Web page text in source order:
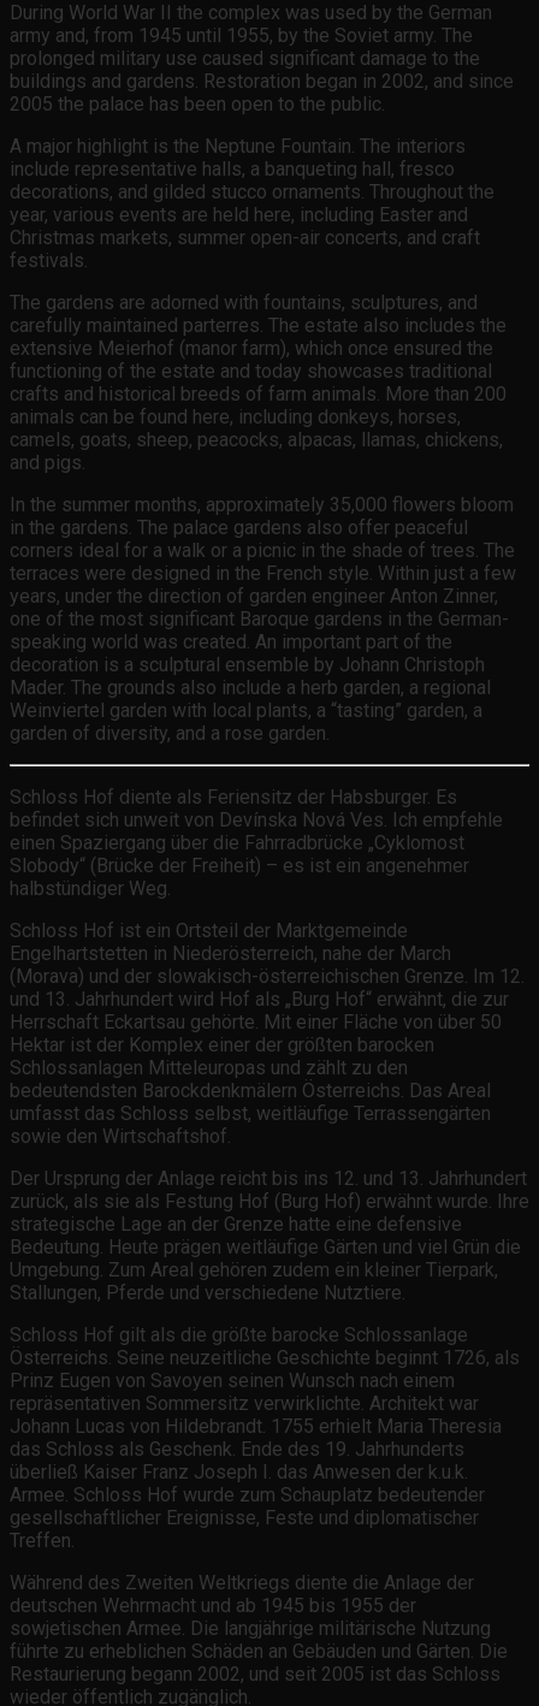
During World War II the complex was used by the German
army and, from 1945 until 1955, by the Soviet army. The
prolonged military use caused significant damage to the
buildings and gardens. Restoration began in 2002, and since
2005 the palace has been open to the public.
A major highlight is the Neptune Fountain. The interiors
include representative halls, a banqueting hall, fresco
decorations, and gilded stucco ornaments. Throughout the
year, various events are held here, including Easter and
Christmas markets, summer open-air concerts, and craft
festivals.
The gardens are adorned with fountains, sculptures, and
carefully maintained parterres. The estate also includes the
extensive Meierhof (manor farm), which once ensured the
functioning of the estate and today showcases traditional
crafts and historical breeds of farm animals. More than 200
animals can be found here, including donkeys, horses,
camels, goats, sheep, peacocks, alpacas, llamas, chickens,
and pigs.
In the summer months, approximately 35,000 flowers bloom
in the gardens. The palace gardens also offer peaceful
corners ideal for a walk or a picnic in the shade of trees. The
terraces were designed in the French style. Within just a few
years, under the direction of garden engineer Anton Zinner,
one of the most significant Baroque gardens in the German-
speaking world was created. An important part of the
decoration is a sculptural ensemble by Johann Christoph
Mader. The grounds also include a herb garden, a regional
Weinviertel garden with local plants, a “tasting” garden, a
garden of diversity, and a rose garden.
Schloss Hof diente als Feriensitz der Habsburger. Es
befindet sich unweit von Devínska Nová Ves. Ich empfehle
einen Spaziergang über die Fahrradbrücke „Cyklomost
Slobody“ (Brücke der Freiheit) – es ist ein angenehmer
halbstündiger Weg.
Schloss Hof ist ein Ortsteil der Marktgemeinde
Engelhartstetten in Niederösterreich, nahe der March
(Morava) und der slowakisch-österreichischen Grenze. Im 12.
und 13. Jahrhundert wird Hof als „Burg Hof“ erwähnt, die zur
Herrschaft Eckartsau gehörte. Mit einer Fläche von über 50
Hektar ist der Komplex einer der größten barocken
Schlossanlagen Mitteleuropas und zählt zu den
bedeutendsten Barockdenkmälern Österreichs. Das Areal
umfasst das Schloss selbst, weitläufige Terrassengärten
sowie den Wirtschaftshof.
Der Ursprung der Anlage reicht bis ins 12. und 13. Jahrhundert
zurück, als sie als Festung Hof (Burg Hof) erwähnt wurde. Ihre
strategische Lage an der Grenze hatte eine defensive
Bedeutung. Heute prägen weitläufige Gärten und viel Grün die
Umgebung. Zum Areal gehören zudem ein kleiner Tierpark,
Stallungen, Pferde und verschiedene Nutztiere.
Schloss Hof gilt als die größte barocke Schlossanlage
Österreichs. Seine neuzeitliche Geschichte beginnt 1726, als
Prinz Eugen von Savoyen seinen Wunsch nach einem
repräsentativen Sommersitz verwirklichte. Architekt war
Johann Lucas von Hildebrandt. 1755 erhielt Maria Theresia
das Schloss als Geschenk. Ende des 19. Jahrhunderts
überließ Kaiser Franz Joseph I. das Anwesen der k.u.k.
Armee. Schloss Hof wurde zum Schauplatz bedeutender
gesellschaftlicher Ereignisse, Feste und diplomatischer
Treffen.
Während des Zweiten Weltkriegs diente die Anlage der
deutschen Wehrmacht und ab 1945 bis 1955 der
sowjetischen Armee. Die langjährige militärische Nutzung
führte zu erheblichen Schäden an Gebäuden und Gärten. Die
Restaurierung begann 2002, und seit 2005 ist das Schloss
wieder öffentlich zugänglich.